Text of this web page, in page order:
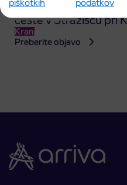
31. 7. 2026
Obvestilo o popolni
ceste v Stražišču pri
Kranj
Preberite objavo